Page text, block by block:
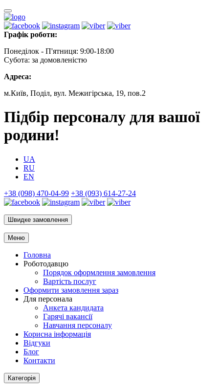
Графік роботи:
Понеділок - П'ятниця: 9:00-18:00
Субота: за домовленістю
Адреса:
м.Київ, Поділ, вул. Межигірська, 19, пов.2
Підбір персоналу для вашої
родини!
UA
RU
EN
+38 (098) 470-04-99 +38 (093) 614-27-24
Швидке замовлення
Меню
Головна
Роботодавцю
Порядок оформлення замовлення
Вартість послуг
Оформити замовлення зараз
Для персонала
Анкета кандидата
Гарячі вакансії
Навчання персоналу
Корисна інформація
Відгуки
Блог
Контакти
Категорія